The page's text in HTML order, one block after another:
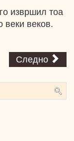
извршил тоа
веки веков.
Следно